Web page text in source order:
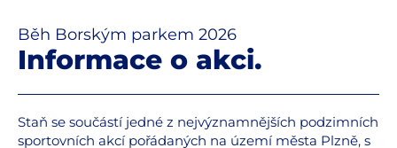
Běh Borským parkem 2026
Informace o akci.
Staň se součástí jedné z nejvýznamnějších podzimních
sportovních akcí pořádaných na území města Plzně, s